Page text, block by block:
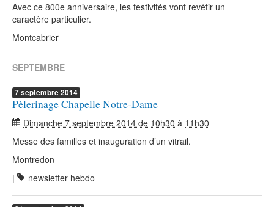
Avec ce 800e anniversaire, les festivités vont revêtir un
caractère particulier.
Montcabrier
SEPTEMBRE
7septembre2014
Pèlerinage Chapelle Notre-Dame
Dimanche 7 septembre 2014 de 10h30 à 11h30
Messe des familles et inauguration d’un vitrail.
Montredon
|
newsletter hebdo